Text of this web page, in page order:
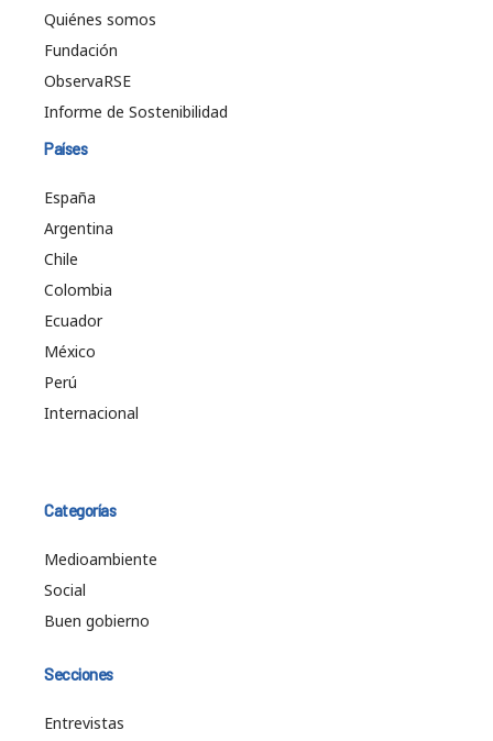
Quiénes somos
Fundación
ObservaRSE
Informe de Sostenibilidad
Países
España
Argentina
Chile
Colombia
Ecuador
México
Perú
Internacional
Categorías
Medioambiente
Social
Buen gobierno
Secciones
Entrevistas